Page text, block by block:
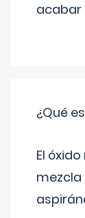
acabar
¿Qué
El
mezcla